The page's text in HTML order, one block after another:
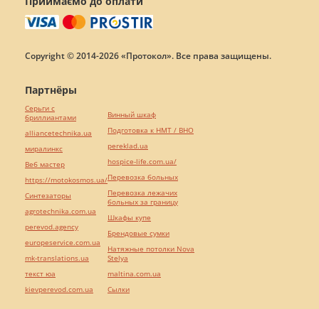
Copyright © 2014-2026 «Протокол». Все права защищены.
Партнёры
Серьги с
бриллиантами
alliancetechnika.ua
миралинкс
Веб мастер
https://motokosmos.ua/
Синтезаторы
agrotechnika.com.ua
perevod.agency
europeservice.com.ua
mk-translations.ua
текст юа
kievperevod.com.ua
Винный шкаф
Подготовка к НМТ / ВНО
pereklad.ua
hospice-life.com.ua/
Перевозка больных
Перевозка лежачих
больных за границу
Шкафы купе
Брендовые сумки
Натяжные потолки Nova
Stelya
maltina.com.ua
Cылки